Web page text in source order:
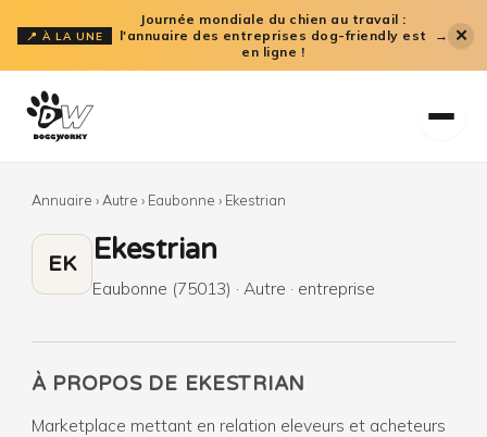
au
contenu
📍 À LA UNE
Journée mondiale du chien au travail :
l'annuaire des entreprises dog-friendly est
en ligne !
→ ✕
Annuaire › Autre › Eaubonne › Ekestrian
EK Ekestrian
Eaubonne (75013) · Autre · entreprise
À PROPOS DE EKESTRIAN
Marketplace mettant en relation eleveurs et acheteurs